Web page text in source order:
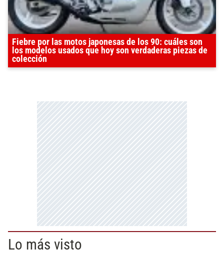
Fiebre por las motos japonesas de los 90: cuáles son
los modelos usados que hoy son verdaderas piezas de
colección
Lo más visto